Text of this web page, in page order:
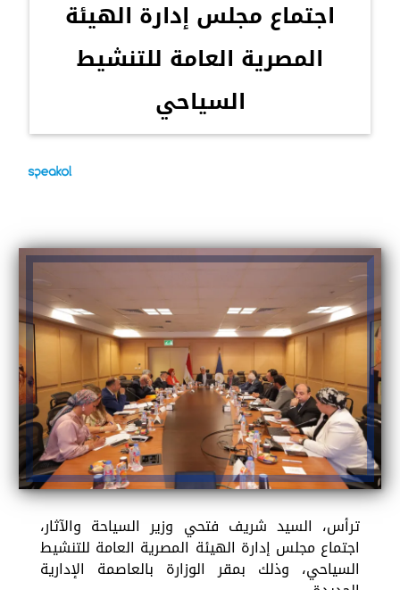
اجتماع مجلس إدارة الهيئة
المصرية العامة للتنشيط
السياحي
ترأس، السيد شريف فتحي وزير السياحة والآثار،
اجتماع مجلس إدارة الهيئة المصرية العامة للتنشيط
السياحي، وذلك بمقر الوزارة بالعاصمة الإدارية